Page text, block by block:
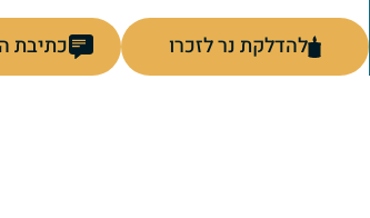
להדלקת נר לזכרו כתיבת